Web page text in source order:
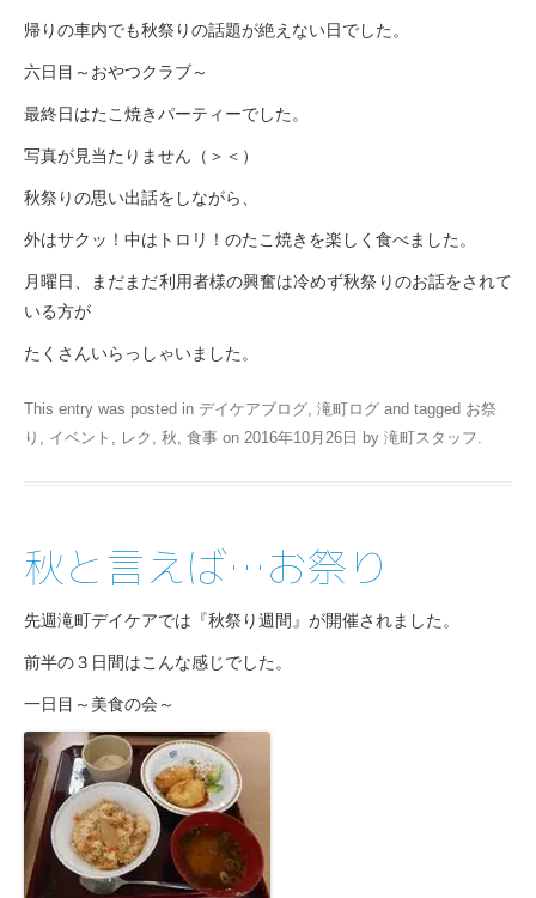
帰りの車内でも秋祭りの話題が絶えない日でした。
六日目～おやつクラブ～
最終日はたこ焼きパーティーでした。
写真が見当たりません（＞＜）
秋祭りの思い出話をしながら、
外はサクッ！中はトロリ！のたこ焼きを楽しく食べました。
月曜日、まだまだ利用者様の興奮は冷めず秋祭りのお話をされて
いる方が
たくさんいらっしゃいました。
This entry was posted in デイケアブログ, 滝町ログ and tagged お祭
り , イベント , レク , 秋, 食事 on 2016年10月26日 by 滝町スタッフ.
秋と言えば…お祭り
先週滝町デイケアでは『秋祭り週間』が開催されました。
前半の３日間はこんな感じでした。
一日目～美食の会～